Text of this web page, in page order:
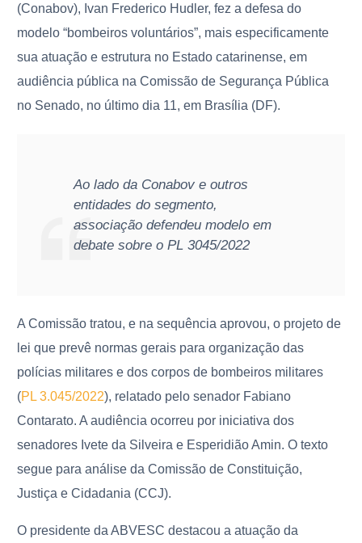
(Conabov), Ivan Frederico Hudler, fez a defesa do
modelo “bombeiros voluntários”, mais especificamente
sua atuação e estrutura no Estado catarinense, em
audiência pública na Comissão de Segurança Pública
no Senado, no último dia 11, em Brasília (DF).
Ao lado da Conabov e outros
entidades do segmento,
associação defendeu modelo em
debate sobre o PL 3045/2022
A Comissão tratou, e na sequência aprovou, o projeto de
lei que prevê normas gerais para organização das
polícias militares e dos corpos de bombeiros militares
(PL 3.045/2022), relatado pelo senador Fabiano
Contarato. A audiência ocorreu por iniciativa dos
senadores Ivete da Silveira e Esperidião Amin. O texto
segue para análise da Comissão de Constituição,
Justiça e Cidadania (CCJ).
O presidente da ABVESC destacou a atuação da